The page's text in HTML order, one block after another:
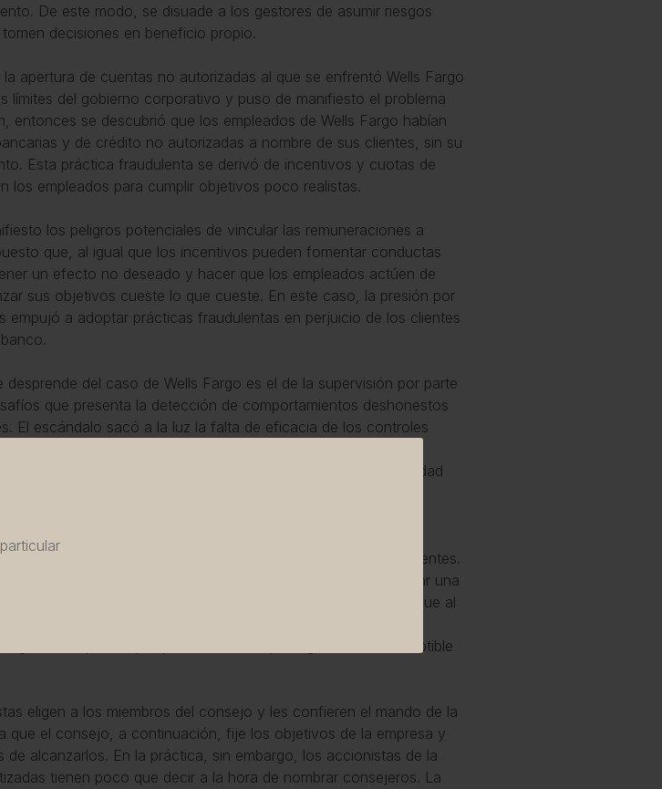
De este modo, se disuade a los gestores de asumir riesgos
decisiones en beneficio propio.
apertura de cuentas no autorizadas al que se enfrentó Wells Fargo
límites del gobierno corporativo y puso de manifiesto el problema
entonces se descubrió que los empleados de Wells Fargo habían
y de crédito no autorizadas a nombre de sus clientes, sin su
Esta práctica fraudulenta se derivó de incentivos y cuotas de
los empleados para cumplir objetivos poco realistas.
los peligros potenciales de vincular las remuneraciones a
que, al igual que los incentivos pueden fomentar conductas
un efecto no deseado y hacer que los empleados actúen de
sus objetivos cueste lo que cueste. En este caso, la presión por
empujó a adoptar prácticas fraudulentas en perjuicio de los clientes
del caso de Wells Fargo es el de la supervisión por parte
que presenta la detección de comportamientos deshonestos
El escándalo sacó a la luz la falta de eficacia de los controles
detectadas. Por tanto, surgen preguntas acerca de la capacidad
pese a la importancia de estrategias como las estructuras de
de supervisión del consejo, por sí solas estas no son suficientes.
otros sistemas y políticas que sirvan para complementar una
a la hora de mitigar el problema de agencia. Esto se debe a que al
órgano compuesto por personas físicas, es igualmente susceptible
eligen a los miembros del consejo y les confieren el mando de la
que el consejo, a continuación, fije los objetivos de la empresa y
alcanzarlos. En la práctica, sin embargo, los accionistas de la
tienen poco que decir a la hora de nombrar consejeros. La